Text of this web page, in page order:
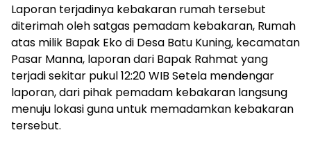
Laporan terjadinya kebakaran rumah tersebut
diterimah oleh satgas pemadam kebakaran, Rumah
atas milik Bapak Eko di Desa Batu Kuning, kecamatan
Pasar Manna, laporan dari Bapak Rahmat yang
terjadi sekitar pukul 12:20 WIB Setela mendengar
laporan, dari pihak pemadam kebakaran langsung
menuju lokasi guna untuk memadamkan kebakaran
tersebut.